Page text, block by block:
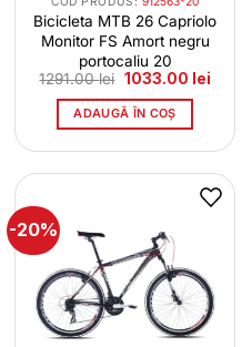
Bicicleta MTB 26 Capriolo
Monitor FS Amort negru
portocaliu 20
1291.00lei Prețul
a
fost:
1291.00 lei.
1033.00 leiPrețul
ADAUGĂ ÎN COȘ
-20%